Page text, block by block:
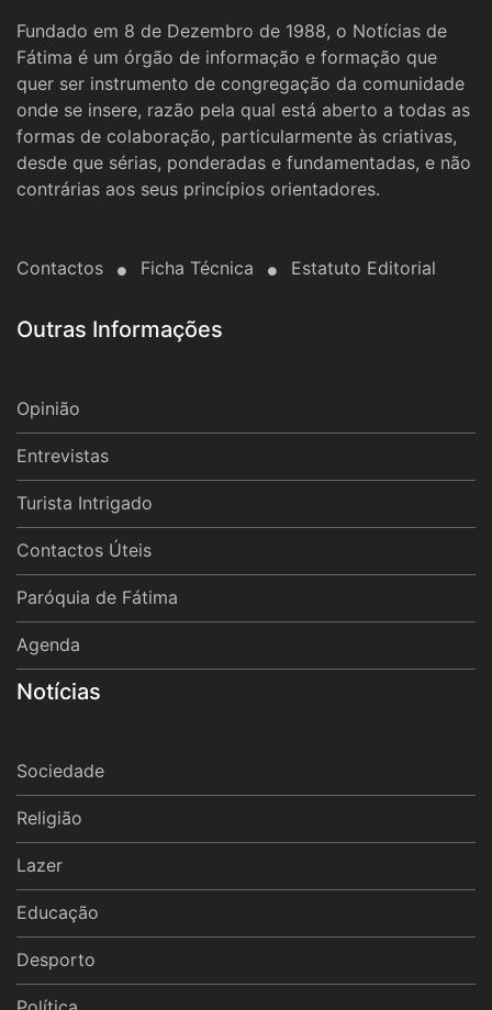
Fundado em 8 de Dezembro de 1988, o Notícias de
Fátima é um órgão de informação e formação que
quer ser instrumento de congregação da comunidade
onde se insere, razão pela qual está aberto a todas as
formas de colaboração, particularmente às criativas,
desde que sérias, ponderadas e fundamentadas, e não
contrárias aos seus princípios orientadores.
Contactos Ficha Técnica Estatuto Editorial
Outras Informações
Opinião
Entrevistas
Turista Intrigado
Contactos Úteis
Paróquia de Fátima
Agenda
Notícias
Sociedade
Religião
Lazer
Educação
Desporto